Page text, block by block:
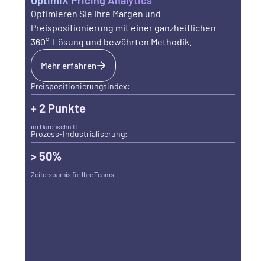
Optimieren Sie Ihre Margen und
Preispositionierung mit einer ganzheitlichen
360°-Lösung und bewährten Methodik.
Mehr erfahren
Preispositionierungsindex:
+ 2 Punkte
im Durchschnitt
Prozess-Industrialiserung:
> 50%
Zeitersparnis für Ihre Teams